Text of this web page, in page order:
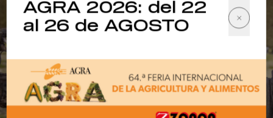
1/4
AGRA 2026: del 22
al 26 de AGOSTO